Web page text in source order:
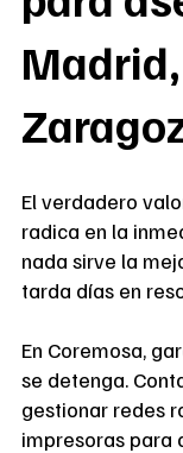
El verdadero
radica en la
nada sirve la
tarda días en
En Coremosa,
se detenga.
gestionar redes
impresoras para